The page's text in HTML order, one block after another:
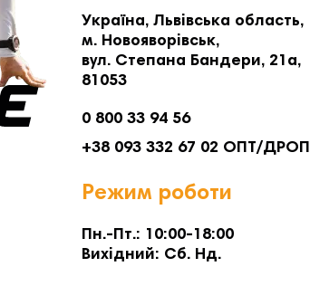
Україна, Львівська область,
м. Новояворівськ,
вул. Степана Бандери, 21а,
81053
0 800 33 94 56
+38 093 332 67 02 ОПТ/ДРОП
Режим роботи
Пн.-Пт.: 10:00-18:00
Вихідний: Сб. Нд.